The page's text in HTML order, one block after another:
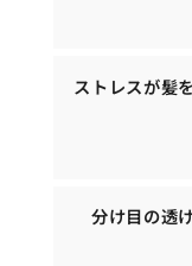
ストレスが髪
分け目の透